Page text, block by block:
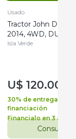
Usado
Tractor John Deere
2014, 4WD, DUAL
Isla Verde
U$ 120.000
30% de entrega +
financiación
Financialo en 3 años
Consultar